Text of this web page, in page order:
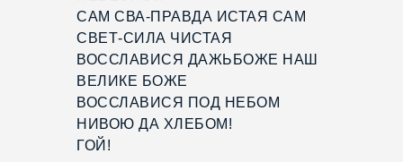
САМ СВА-ПРАВДА ИСТАЯ САМ
СВЕТ-СИЛА ЧИСТАЯ
ВОССЛАВИСЯ ДАЖЬБОЖЕ НАШ
ВЕЛИКЕ БОЖЕ
ВОССЛАВИСЯ ПОД НЕБОМ
НИВОЮ ДА ХЛЕБОМ!
ГОЙ!